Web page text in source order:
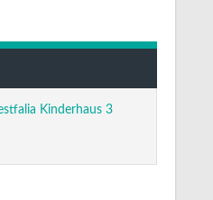
Kinderhaus 3